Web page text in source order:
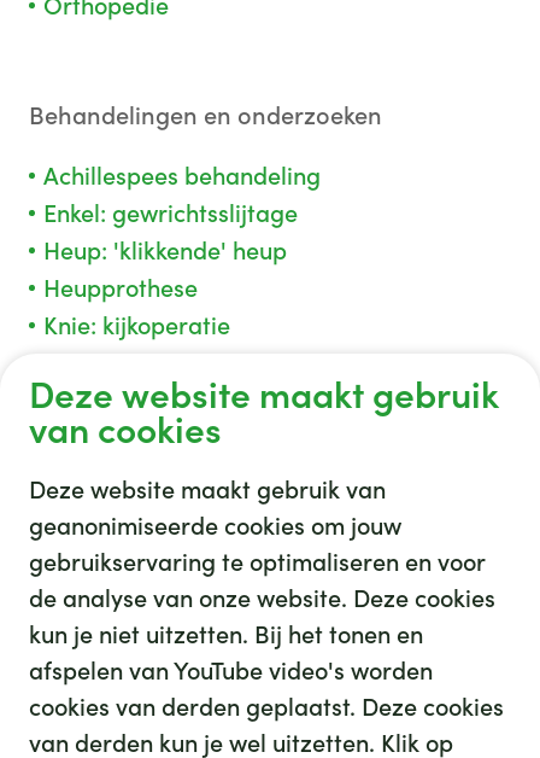
Behandelingen en onderzoeken
Achillespees behandeling
Enkel: gewrichtsslijtage
Heup: 'klikkende' heup
Heupprothese
Knie: kijkoperatie
Knieprothese, een nieuwe knie
Deze website maakt gebruik
van cookies
Deze website maakt gebruik van
geanonimiseerde cookies om jouw
gebruikservaring te optimaliseren en voor
de analyse van onze website. Deze cookies
kun je niet uitzetten. Bij het tonen en
afspelen van YouTube video's worden
cookies van derden geplaatst. Deze cookies
van derden kun je wel uitzetten. Klik op
GHZ